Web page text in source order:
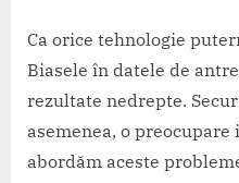
Ca orice tehnologie
Biasele în datele de
rezultate nedrepte.
asemenea, o
abordăm aceste